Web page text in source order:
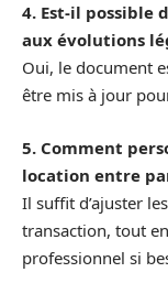
4. Est-il possible
aux évolutions
Oui, le document
être mis à jour
5. Comment
location entre
Il suffit d’ajuster
transaction, tout
professionnel si